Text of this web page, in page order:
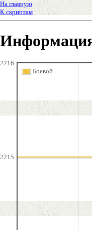
На главную
К скриптам
2215
2216
Боевой